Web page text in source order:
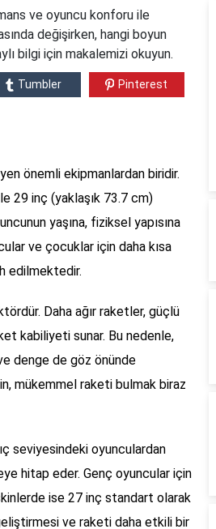
ve oyuncu konforu ile
değişirken, hangi boyun
bilgi için makalemizi okuyun.
Tumbler Pinterest
önemli ekipmanlardan biridir.
29 inç (yaklaşık 73.7 cm)
yaşına, fiziksel yapısına
ve çocuklar için daha kısa
edilmektedir.
Daha ağır raketler, güçlü
kabiliyeti sunar. Bu nedenle,
denge de göz önünde
mükemmel raketi bulmak biraz
seviyesindeki oyunculardan
hitap eder. Genç oyuncular için
ise 27 inç standart olarak
ve raketi daha etkili bir